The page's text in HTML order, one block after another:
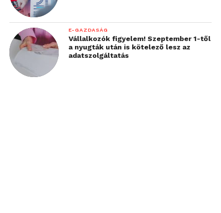
E-GAZDASÁG
Vállalkozók figyelem! Szeptember 1-től
a nyugták után is kötelező lesz az
adatszolgáltatás